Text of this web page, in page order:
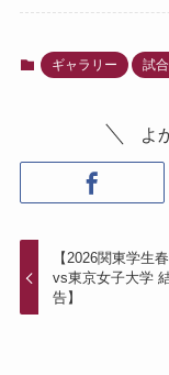
ギャラリー 試
よ
【2026関東学生
vs東京女子大学
告】